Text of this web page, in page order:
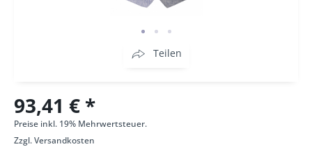
Teilen
93,41 € *
Preise inkl. 19% Mehrwertsteuer.
Zzgl.Versandkosten